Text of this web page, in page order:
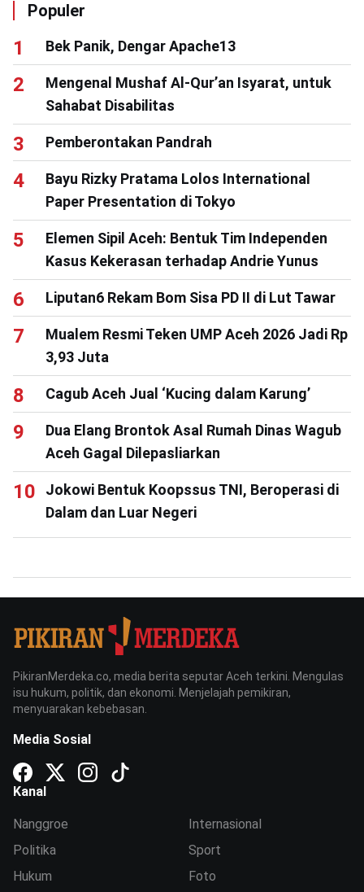
Populer
Bek Panik, Dengar Apache13
Mengenal Mushaf Al-Qur’an Isyarat, untuk
Sahabat Disabilitas
Pemberontakan Pandrah
Bayu Rizky Pratama Lolos International
Paper Presentation di Tokyo
Elemen Sipil Aceh: Bentuk Tim Independen
Kasus Kekerasan terhadap Andrie Yunus
Liputan6 Rekam Bom Sisa PD II di Lut Tawar
Mualem Resmi Teken UMP Aceh 2026 Jadi Rp
3,93 Juta
Cagub Aceh Jual ‘Kucing dalam Karung’
Dua Elang Brontok Asal Rumah Dinas Wagub
Aceh Gagal Dilepasliarkan
Jokowi Bentuk Koopssus TNI, Beroperasi di
Dalam dan Luar Negeri
PikiranMerdeka.co, media berita seputar Aceh terkini. Mengulas
isu hukum, politik, dan ekonomi. Menjelajah pemikiran,
menyuarakan kebebasan.
Media Sosial
Kanal
Nanggroe
Politika
Hukum
Internasional
Sport
Foto